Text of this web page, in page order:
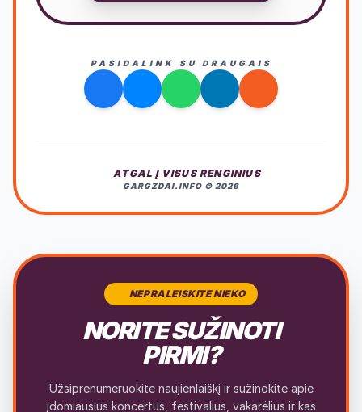
PASIDALINK SU DRAUGAIS
ATGAL Į VISUS RENGINIUS
GARGZDAI.INFO © 2026
NEPRALEISKITE NIEKO
NORITE SUŽINOTI
PIRMI?
Užsiprenumeruokite naujienlaiškį ir sužinokite apie
įdomiausius koncertus, festivalius, vakarėlius ir kas